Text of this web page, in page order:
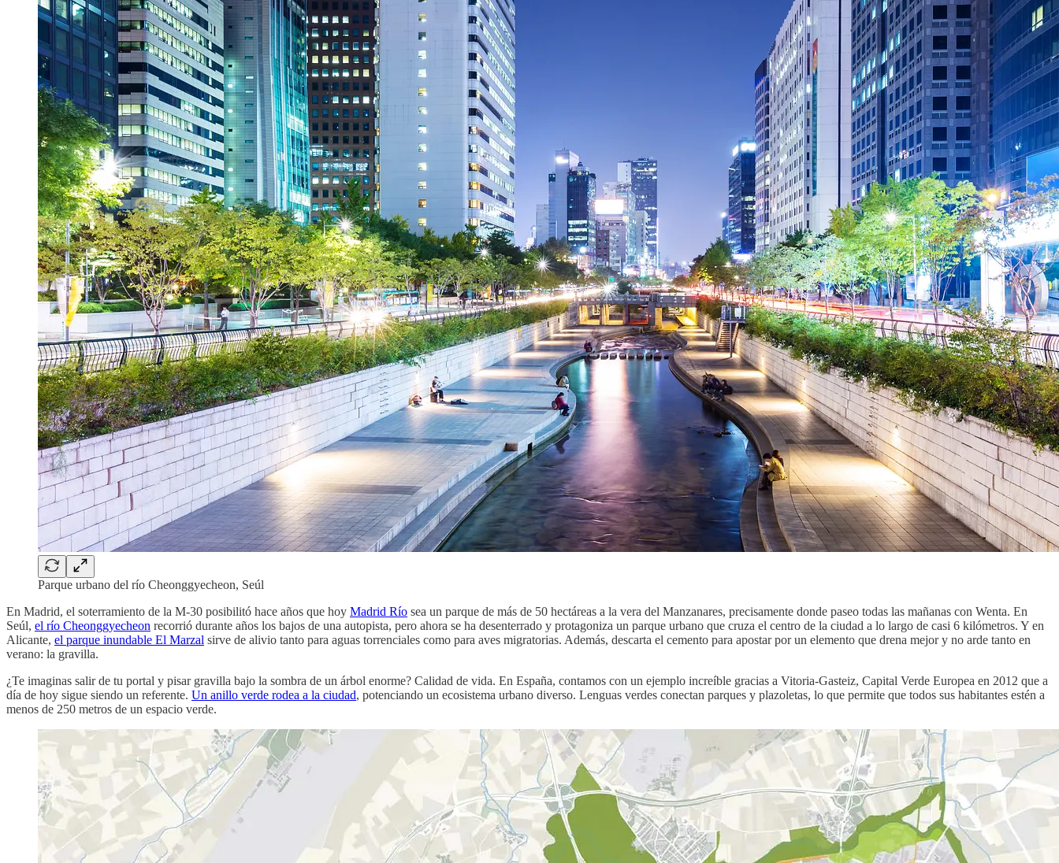
Parque urbano del río Cheonggyecheon, Seúl
En Madrid, el soterramiento de la M-30 posibilitó hace años que hoy Madrid Río sea un parque de más de 50 hectáreas a la vera del Manzanares, precisamente donde paseo todas las mañanas con Wenta. En
Seúl, el río Cheonggyecheon recorrió durante años los bajos de una autopista, pero ahora se ha desenterrado y protagoniza un parque urbano que cruza el centro de la ciudad a lo largo de casi 6 kilómetros. Y en
Alicante, el parque inundable El Marzal sirve de alivio tanto para aguas torrenciales como para aves migratorias. Además, descarta el cemento para apostar por un elemento que drena mejor y no arde tanto en
verano: la gravilla.
¿Te imaginas salir de tu portal y pisar gravilla bajo la sombra de un árbol enorme? Calidad de vida. En España, contamos con un ejemplo increíble gracias a Vitoria-Gasteiz, Capital Verde Europea en 2012 que a
día de hoy sigue siendo un referente. Un anillo verde rodea a la ciudad, potenciando un ecosistema urbano diverso. Lenguas verdes conectan parques y plazoletas, lo que permite que todos sus habitantes estén a
menos de 250 metros de un espacio verde.